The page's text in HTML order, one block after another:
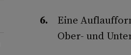
Eine
Ober- und